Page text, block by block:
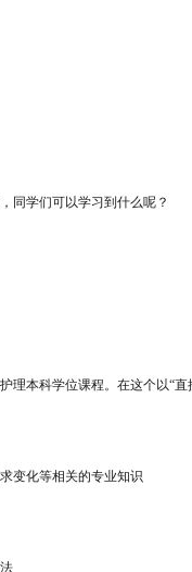
同学们可以学习到什么呢？
理本科学位课程。在这个以“直
变化等相关的专业知识